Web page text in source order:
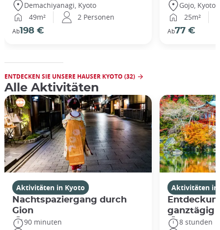
Demachiyanagi, Kyoto
49m²
2 Personen
Ab198 €
Gojo, Kyoto
25m²
Ab77 €
ENTDECKEN SIE UNSERE HAUSER KYOTO (32)
Alle Aktivitäten
Aktivitäten in Kyoto
Nachtspaziergang durch
Gion
90 minuten
Aktivitäten in
ganztägig
8 stunden